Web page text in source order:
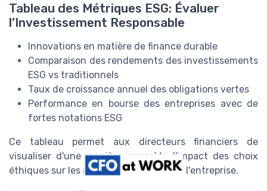
Tableau des Métriques ESG: Évaluer
l’Investissement Responsable
Innovations en matière de finance durable
Comparaison des rendements des investissements
ESG vs traditionnels
Taux de croissance annuel des obligations vertes
Performance en bourse des entreprises avec de
fortes notations ESG
Ce tableau permet aux directeurs financiers de
visualiser d'une manière concrète l'impact des choix
éthiques sur les résultats financiers de l'entreprise.